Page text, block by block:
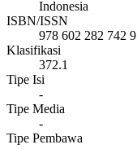
Indonesia
ISBN/ISSN
978 602 282 742 9
Klasifikasi
372.1
Tipe Isi
-
Tipe Media
-
Tipe Pembawa